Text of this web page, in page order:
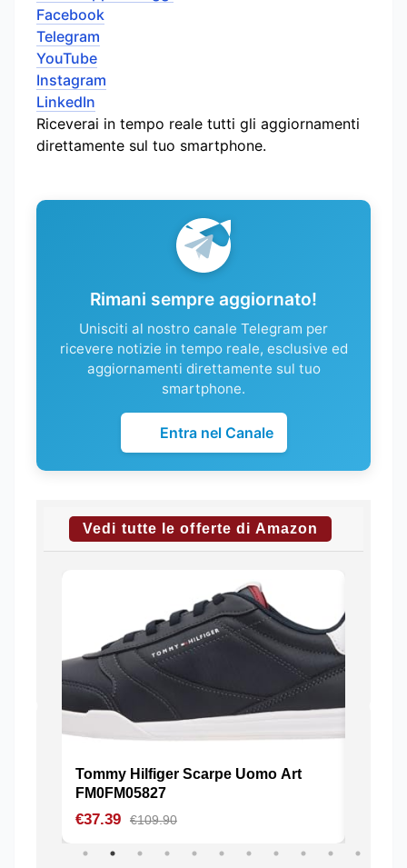
Facebook
Telegram
YouTube
Instagram
LinkedIn
Riceverai in tempo reale tutti gli aggiornamenti
direttamente sul tuo smartphone.
Rimani sempre aggiornato!
Unisciti al nostro canale Telegram per
ricevere notizie in tempo reale, esclusive ed
aggiornamenti direttamente sul tuo
smartphone.
Entra nel Canale